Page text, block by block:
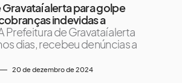
alerta para golpe
indevidas a
Prefeitura de Gravataí alerta
dias, recebeu denúncias a
20 de dezembro de 2024